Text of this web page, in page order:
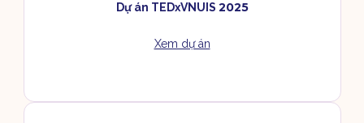
Dự án TEDxVNUIS 2025
Xem dự án